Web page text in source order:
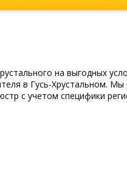
на выгодных
в Гусь-Хрустальном.
с учетом специфики